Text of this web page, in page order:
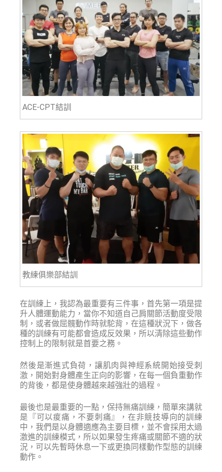
ACE-CPT結訓
教練俱樂部結訓
在訓練上，我認為最重要有三件事，首先第一項是提
升人體運動能力，當你不知道自己肩關節活動度受限
制，或者做屈髖動作時就駝背，在這種狀況下，做各
種的訓練有可能都會造成反效果，所以清除這些動作
控制上的限制就是首要之務。
然後是漸進式負荷，讓肌肉與神經系統開始接受刺
激，開始對身體產生正向的影響，在每一個負重動作
的背後，都是使身體越來越強壯的過程。
最後也是最重要的一點，保持無痛訓練，簡單來講就
是『可以痠痛，不要刺痛』，在非競技導向的訓練
中，我們是以身體適應為主要目標，並不會採用太過
激進的訓練模式，所以如果發生疼痛或關節不適的狀
況，可以先暫時休息一下或更換同樣動作型態的訓練
動作。